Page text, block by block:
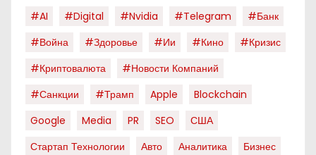
#AI #digital #nvidia #telegram
#банк
#война
#здоровье #ии #кино
#кризис
#криптовалюта
#новости Компаний
#санкции
#трамп Apple
Blockchain
Google
Media PR SEO
США
Стартап Технологии
Авто Аналитика
Бизнес